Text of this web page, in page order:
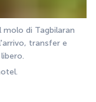
di Tagbilaran
transfer e